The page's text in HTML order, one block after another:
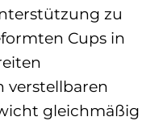
zu
Cups in
verstellbaren
gleichmäßig